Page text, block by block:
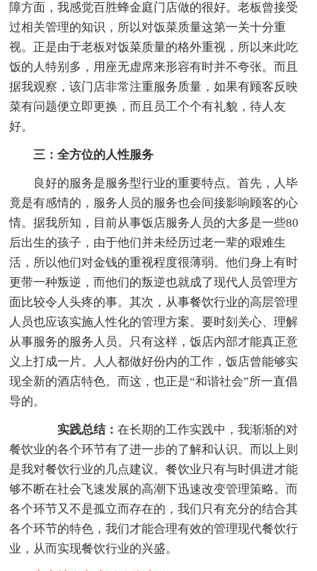
障方面，我感觉百胜蜂金庭门店做的很好。老板曾接受
过相关管理的知识，所以对饭菜质量这第一关十分重
视。正是由于老板对饭菜质量的格外重视，所以来此吃
饭的人特别多，用座无虚席来形容有时并不夸张。而且
据我观察，该门店非常注重服务质量，如果有顾客反映
菜有问题便立即更换，而且员工个个有礼貌，待人友
好。
三：全方位的人性服务
良好的服务是服务型行业的重要特点。首先，人毕
竟是有感情的，服务人员的服务也会间接影响顾客的心
情。据我所知，目前从事饭店服务人员的大多是一些80
后出生的孩子，由于他们并未经历过老一辈的艰难生
活，所以他们对金钱的重视程度很薄弱。他们身上有时
更带一种叛逆，而他们的叛逆也就成了现代人员管理方
面比较令人头疼的事。其次，从事餐饮行业的高层管理
人员也应该实施人性化的管理方案。要时刻关心、理解
从事服务的服务人员。只有这样，饭店内部才能真正意
义上打成一片。人人都做好份内的工作，饭店曾能够实
现全新的酒店特色。而这，也正是“和谐社会”所一直倡
导的。
实践总结：在长期的工作实践中，我渐渐的对
餐饮业的各个环节有了进一步的了解和认识。而以上则
是我对餐饮行业的几点建议。餐饮业只有与时俱进才能
够不断在社会飞速发展的高潮下迅速改变管理策略。而
各个环节又不是孤立而存在的，我们只有充分的结合其
各个环节的特色，我们才能合理有效的管理现代餐饮行
业，从而实现餐饮行业的兴盛。